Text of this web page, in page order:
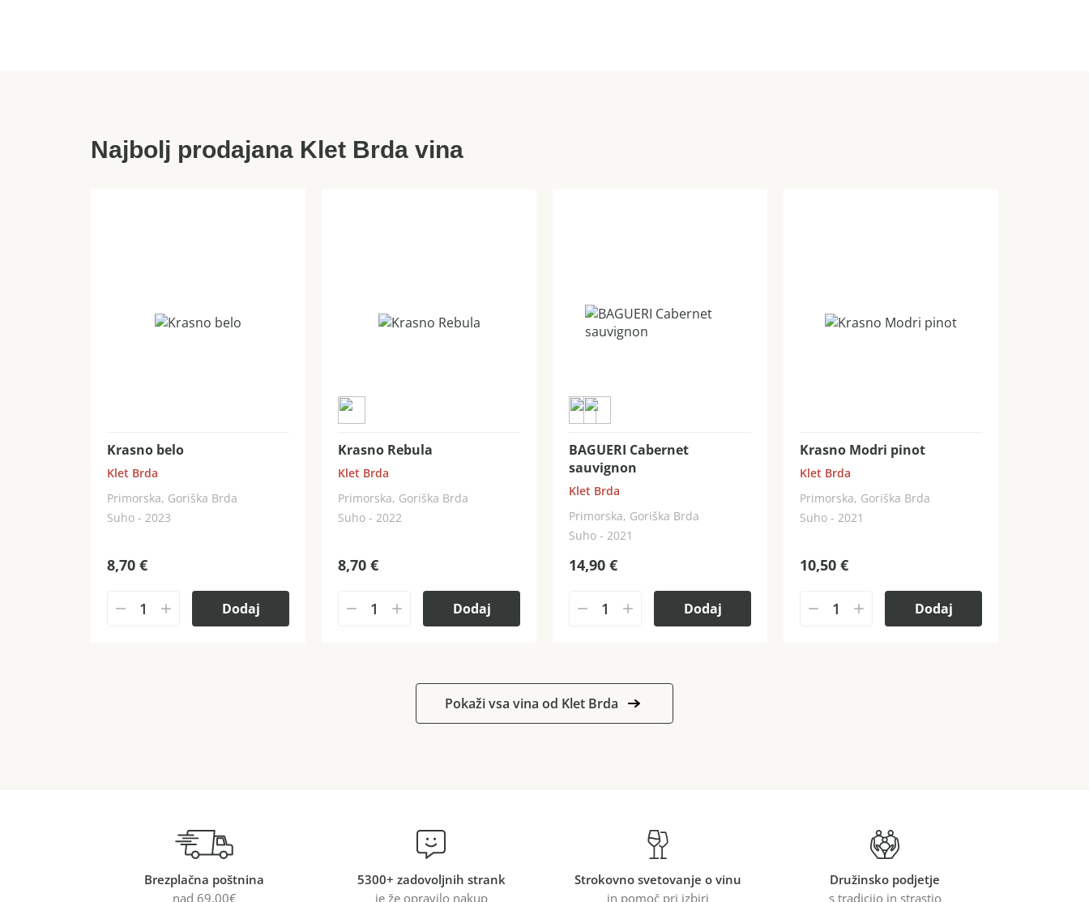
Najbolj prodajana Klet Brda vina
Krasno belo
Klet Brda
Primorska, Goriška Brda
Suho - 2023
8,70 €
Dodaj
Krasno Rebula
Klet Brda
Primorska, Goriška Brda
Suho - 2022
8,70 €
Dodaj
BAGUERI Cabernet
sauvignon
Klet Brda
Primorska, Goriška Brda
Suho - 2021
14,90 €
Dodaj
Krasno Modri pinot
Klet Brda
Primorska, Goriška Brda
Suho - 2021
10,50 €
Dodaj
Pokaži vsa vina od Klet Brda
Brezplačna poštnina
nad 69,00€
5300+ zadovoljnih strank
je že opravilo nakup
Strokovno svetovanje o vinu
in pomoč pri izbiri
Družinsko podjetje
s tradicijo in strastjo